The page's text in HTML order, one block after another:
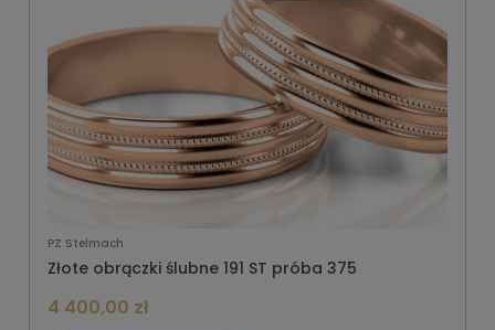
PZ Stelmach
Złote obrączki ślubne 191 ST próba 375
4 400,00 zł